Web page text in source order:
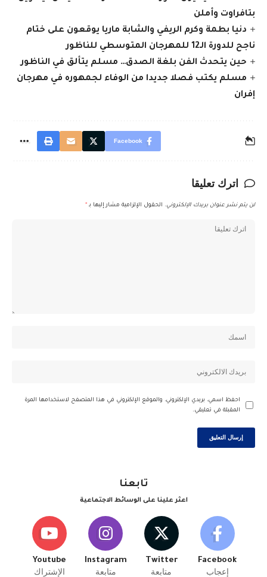
بتافراوت وأملن
دنيا بطمة وكرم الريفي والشابة ماريا يوقعون على ختام
ناجح للدورة الـ12 للمهرجان المتوسطي للناظور
حين يتحدث الفن بلغة الصدق… مسلم يتألق في الناظور
مسلم يكتب فصلا جديدا من الوفاء لجمهوره في مهرجان
إفران
Facebook
اترك تعليقا
لن يتم نشر عنوان بريدك الإلكتروني. الحقول الإلزامية مشار إليها بـ *
احفظ اسمي، بريدي الإلكتروني، والموقع الإلكتروني في هذا المتصفح لاستخدامها المرة
المقبلة في تعليقي.
تابعنا
اعثر علينا على الوسائط الاجتماعية
Facebook
إعجاب
Twitter
متابعة
Instagram
متابعة
Youtube
الإشتراك